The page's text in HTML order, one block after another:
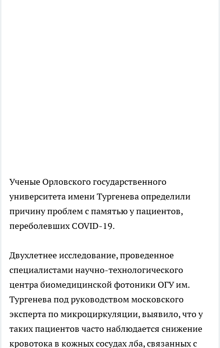
Ученые Орловского государственного
университета имени Тургенева определили
причину проблем с памятью у пациентов,
переболевших COVID-19.
Двухлетнее исследование, проведенное
специалистами научно-технологического
центра биомедицинской фотоники ОГУ им.
Тургенева под руководством московского
эксперта по микроциркуляции, выявило, что у
таких пациентов часто наблюдается снижение
кровотока в кожных сосудах лба, связанных с